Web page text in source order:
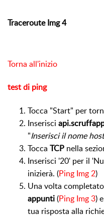
Traceroute Img 4
Torna all'inizio
test di ping
Tocca "Start" per
Inserisci
"Inserisci il nome
Tocca TCP nella
Inserisci '20' per il
inizierà. (Ping Img 2)
Una volta
appunti(Ping Img 3)
tua risposta alla